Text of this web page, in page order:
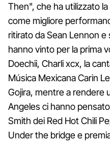
Then", che ha utilizzato
come migliore
ritirato da Sean Lennon
hanno vinto per la prima
Doechii, Charli xcx, la
Música Mexicana Carin
Gojira, mentre a rendere
Angeles ci hanno
Smith dei Red Hot Chili
Under the bridge e